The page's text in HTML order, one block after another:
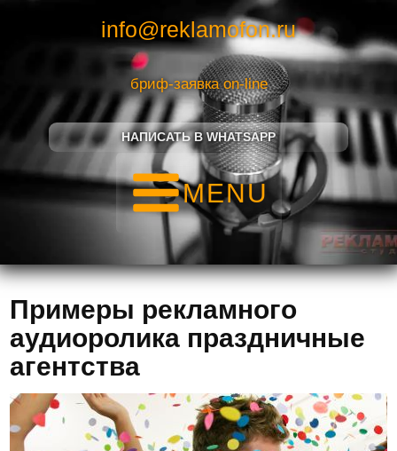
info@reklamofon.ru
бриф-заявка on-line
НАПИСАТЬ В WHATSAPP
MENU
Примеры рекламного
аудиоролика праздничные
агентства